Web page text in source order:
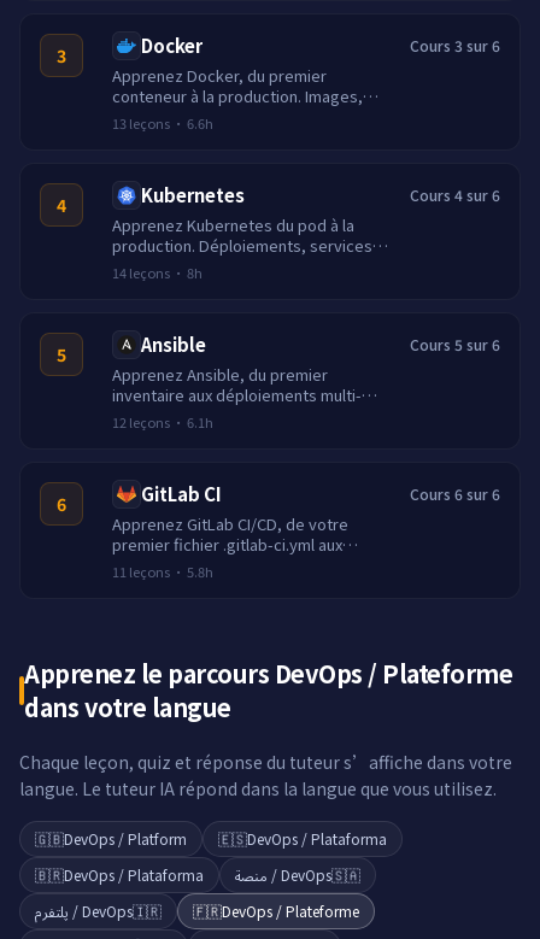
3 Docker
Apprenez Docker, du premier
conteneur à la production. Images,
réseau, volumes, Compose, builds
multi-étapes et registres sécurisés.
13leçons · 6.6h
Cours 3 sur 6
4 Kubernetes
Apprenez Kubernetes du pod à la
production. Déploiements, services,
ingress, Helm, mise à l'échelle, RBAC
et observabilité.
14leçons · 8h
Cours 4 sur 6
5 Ansible
Apprenez Ansible, du premier
inventaire aux déploiements multi-
hôtes. Playbooks, rôles, templates,
vault et automatisation idempotente.
12 leçons · 6.1h
Cours 5 sur 6
6 GitLab CI
Apprenez GitLab CI/CD, de votre
premier fichier .gitlab-ci.yml aux
pipelines multi-étapes avec artefacts,
environnements et déploiements.
11 leçons · 5.8h
Cours 6 sur 6
Apprenez le parcours DevOps / Plateforme
dans votre langue
Chaque leçon, quiz et réponse du tuteur s’affiche dans votre
langue. Le tuteur IA répond dans la langue que vous utilisez.
🇬🇧DevOps / Platform 🇪🇸DevOps / Plataforma
🇧🇷DevOps / Plataforma 🇸🇦DevOps / منصة
🇮🇷DevOps / پلتفرم 🇫🇷DevOps / Plateforme